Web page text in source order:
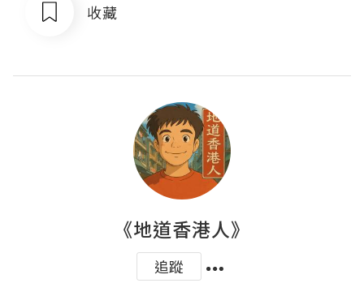
收藏
《地道香港人》
追蹤